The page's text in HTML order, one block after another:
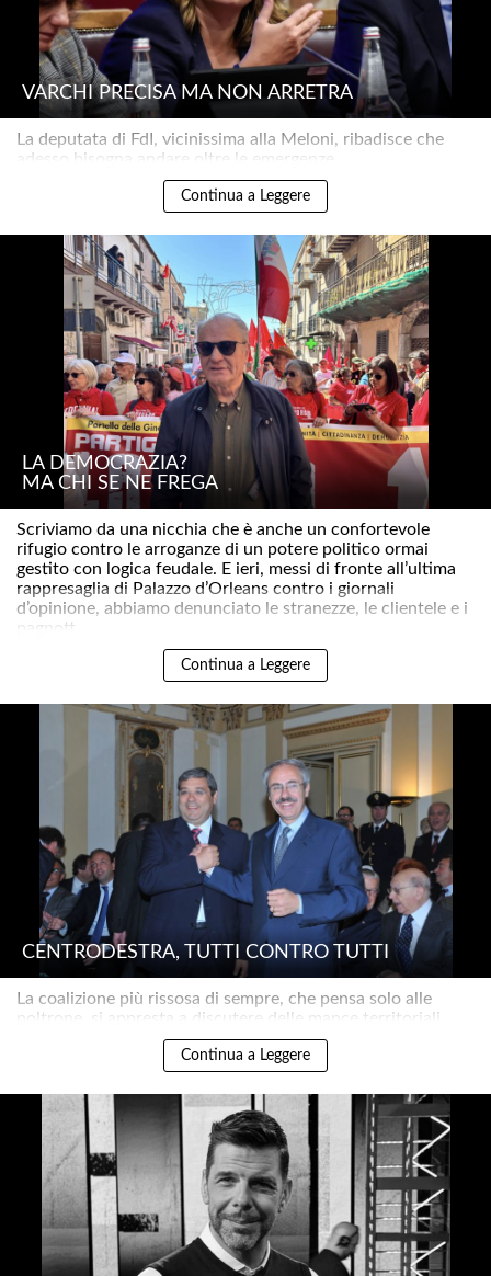
VARCHI PRECISA MA NON ARRETRA
La deputata di FdI, vicinissima alla Meloni, ribadisce che
adesso bisogna andare oltre le emergenze..
Continua a Leggere
LA DEMOCRAZIA?
MA CHI SE NE FREGA
Scriviamo da una nicchia che è anche un confortevole
rifugio contro le arroganze di un potere politico ormai
gestito con logica feudale. E ieri, messi di fronte all’ultima
rappresaglia di Palazzo d’Orleans contro i giornali
d’opinione, abbiamo denunciato le stranezze, le clientele e i
pagnott..
Continua a Leggere
CENTRODESTRA, TUTTI CONTRO TUTTI
La coalizione più rissosa di sempre, che pensa solo alle
poltrone, si appresta a discutere delle mance territoriali..
Continua a Leggere